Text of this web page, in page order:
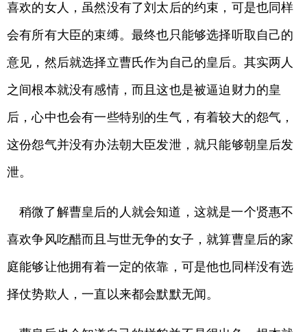
喜欢的女人，虽然没有了刘太后的约束，可是也同样
会有所有大臣的束缚。最终也只能够选择听取自己的
意见，然后就选择立曹氏作为自己的皇后。其实两人
之间根本就没有感情，而且这也是被逼迫财力的皇
后，心中也会有一些特别的生气，有着较大的怨气，
这份怨气并没有办法朝大臣发泄，就只能够朝皇后发
泄。
稍微了解曹皇后的人就会知道，这就是一个贤惠不
喜欢争风吃醋而且与世无争的女子，就算曹皇后的家
庭能够让他拥有着一定的依靠，可是他也同样没有选
择仗势欺人，一直以来都会默默无闻。